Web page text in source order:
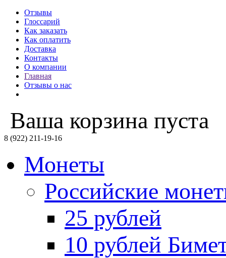
Отзывы
Глоссарий
Как заказать
Как оплатить
Доставка
Контакты
О компании
Главная
Отзывы о нас
Ваша корзина пуста
8 (922) 211-19-16
Монеты
Российские
25 рублей
10 рублей